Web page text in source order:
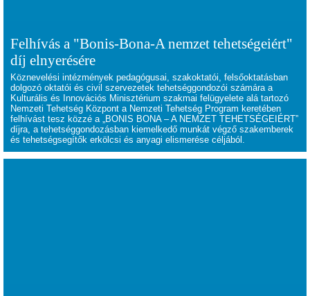
Felhívás a "Bonis-Bona-A nemzet tehetségeiért"
díj elnyerésére
Köznevelési intézmények pedagógusai, szakoktatói, felsőoktatásban
dolgozó oktatói és civil szervezetek tehetséggondozói számára a
Kulturális és Innovációs Minisztérium szakmai felügyelete alá tartozó
Nemzeti Tehetség Központ a Nemzeti Tehetség Program keretében
felhívást tesz közzé a „BONIS BONA – A NEMZET TEHETSÉGEIÉRT”
díjra, a tehetséggondozásban kiemelkedő munkát végző szakemberek
és tehetségsegítők erkölcsi és anyagi elismerése céljából.